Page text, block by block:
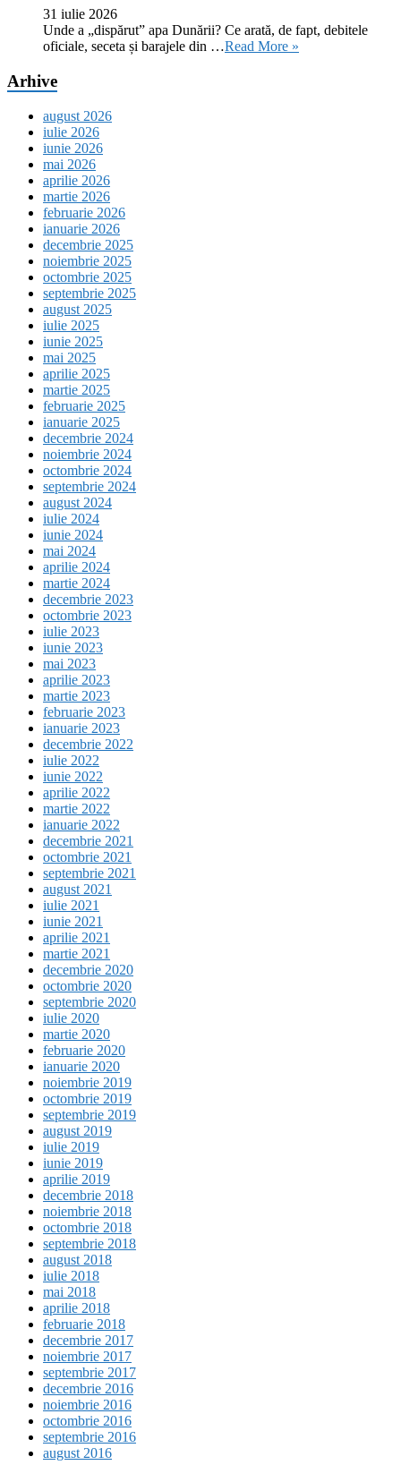
31 iulie 2026
Unde a „dispărut” apa Dunării? Ce arată, de fapt, debitele
oficiale, seceta și barajele din …Read More »
Arhive
august 2026
iulie 2026
iunie 2026
mai 2026
aprilie 2026
martie 2026
februarie 2026
ianuarie 2026
decembrie 2025
noiembrie 2025
octombrie 2025
septembrie 2025
august 2025
iulie 2025
iunie 2025
mai 2025
aprilie 2025
martie 2025
februarie 2025
ianuarie 2025
decembrie 2024
noiembrie 2024
octombrie 2024
septembrie 2024
august 2024
iulie 2024
iunie 2024
mai 2024
aprilie 2024
martie 2024
decembrie 2023
octombrie 2023
iulie 2023
iunie 2023
mai 2023
aprilie 2023
martie 2023
februarie 2023
ianuarie 2023
decembrie 2022
iulie 2022
iunie 2022
aprilie 2022
martie 2022
ianuarie 2022
decembrie 2021
octombrie 2021
septembrie 2021
august 2021
iulie 2021
iunie 2021
aprilie 2021
martie 2021
decembrie 2020
octombrie 2020
septembrie 2020
iulie 2020
martie 2020
februarie 2020
ianuarie 2020
noiembrie 2019
octombrie 2019
septembrie 2019
august 2019
iulie 2019
iunie 2019
aprilie 2019
decembrie 2018
noiembrie 2018
octombrie 2018
septembrie 2018
august 2018
iulie 2018
mai 2018
aprilie 2018
februarie 2018
decembrie 2017
noiembrie 2017
septembrie 2017
decembrie 2016
noiembrie 2016
octombrie 2016
septembrie 2016
august 2016